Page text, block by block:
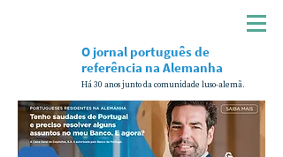
Há 30 anos junto da comunidade luso-alemã.
O jornal português de
referência na Alemanha